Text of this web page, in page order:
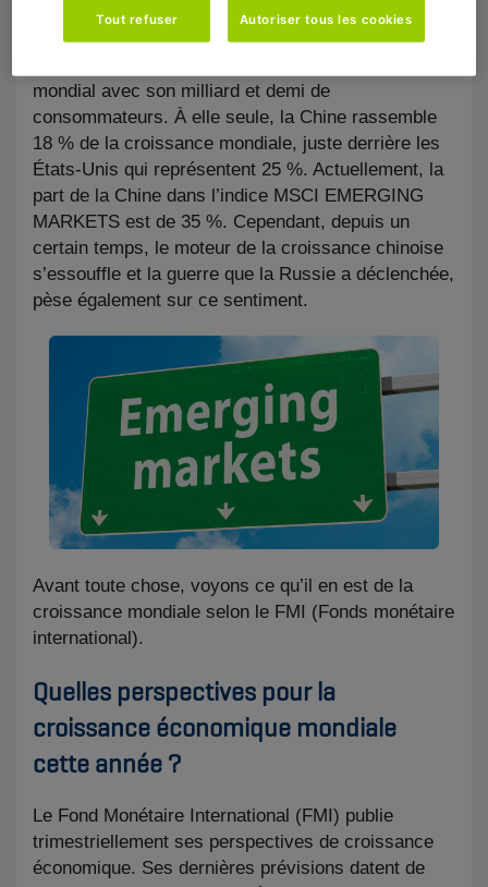
Parmi ces cinq pays, l’un d’entre eux retient
particulièrement l’attention : la Ch​ine. Le pays
mondial avec son milliard et demi de
consommateurs. À elle seule, la Chine rassemble
18 % de la croissance mondiale, juste derrière les
États-Unis qui représentent 25 %. Actuellement, la
part de la Chine dans l’indice MSCI EMERGING
MARKETS est de 35 %. Cependant, depuis un
certain temps, le moteur de la croissance chinoise
s’essouffle et la guerre que la Russie a déclenchée,
pèse également sur ce sentiment.
Avant toute chose, voyons ce qu’il en est de la
croissance mondiale selon le FMI (Fonds monétaire
international). ​
Quelles perspectives pour la
croissance économique mondiale
cette année ?
​Le Fond Monétaire International (FMI) publie
trimestriellement ses perspectives de croissance
économique. Ses dernières prévisions datent de
Tout refuser Autoriser tous les cookies